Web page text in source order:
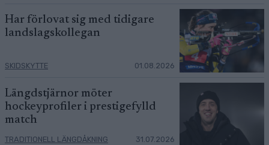
Har förlovat sig med tidigare
landslagskollegan
SKIDSKYTTE 01.08.2026
Längdstjärnor möter
hockeyprofiler i prestigefylld
match
TRADITIONELL LÄNGDÅKNING 31.07.2026